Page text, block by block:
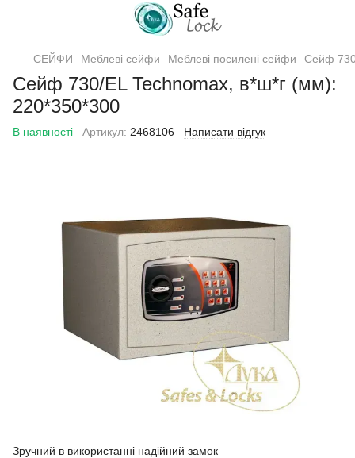
СЕЙФИ Меблеві сейфи Меблеві посилені сейфи Сейф
Сейф 730/EL Technomax, в*ш*г (мм):
220*350*300
В наявності Артикул: 2468106 Написати відгук
Зручний в використанні надійний замок